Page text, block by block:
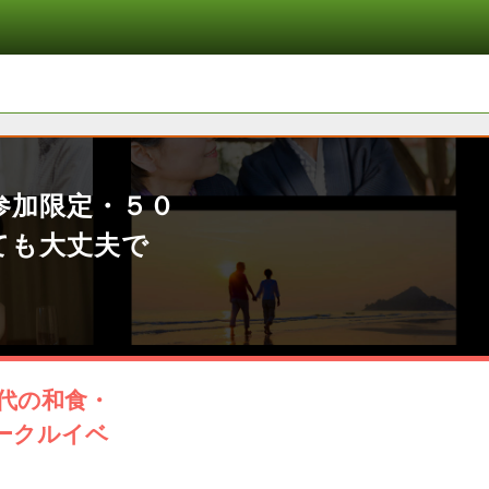
加限定・５０
も大丈夫で
の和食・
クルイベ